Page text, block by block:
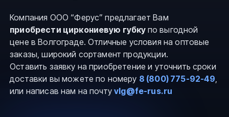
Компания ООО “Ферус” предлагает Вам
приобрести циркониевую губку по выгодной
цене в Волгограде. Отличные условия на оптовые
заказы, широкий сортамент продукции.
Оставить заявку на приобретение и уточнить сроки
доставки вы можете по номеру 8 (800) 775-92-49,
или написав нам на почтуvlg@fe-rus.ru